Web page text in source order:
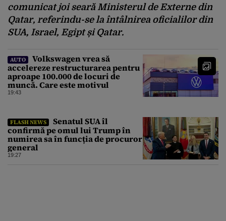
comunicat joi seară Ministerul de Externe din
Qatar, referindu-se la întâlnirea oficialilor din
SUA, Israel, Egipt și Qatar.
AUTO
Volkswagen vrea să
accelereze restructurarea pentru
aproape 100.000 de locuri de
muncă. Care este motivul
19:43
FLASH NEWS
Senatul SUA îl
confirmă pe omul lui Trump în
numirea sa în funcția de procuror
general
19:27